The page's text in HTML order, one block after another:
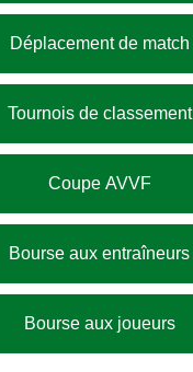
Déplacement de match
Tournois de classement
Coupe AVVF
Bourse aux entraîneurs
Bourse aux joueurs